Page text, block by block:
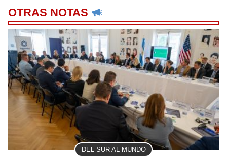
OTRAS NOTAS
DEL SUR AL MUNDO